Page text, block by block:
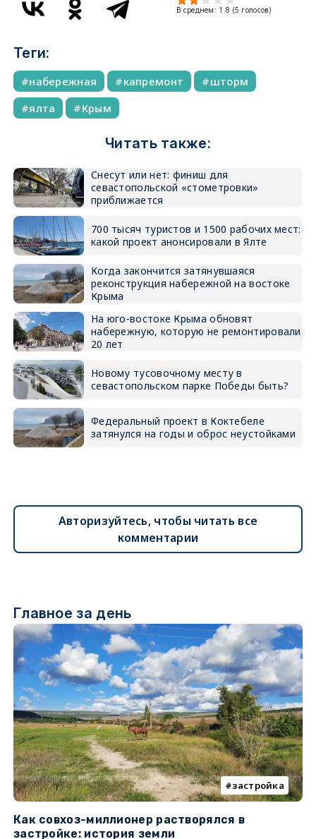
В среднем: 1.8 (5 голосов)
Теги:
набережная капремонт
шторм
ялта
Крым
Читать также:
Снесут или нет: финиш для
севастопольской «стометровки»
приближается
700 тысяч туристов и 1500 рабочих мест:
какой проект анонсировали в Ялте
Когда закончится затянувшаяся
реконструкция набережной на востоке
Крыма
На юго-востоке Крыма обновят
набережную, которую не ремонтировали
20 лет
Новому тусовочному месту в
севастопольском парке Победы быть?
Федеральный проект в Коктебеле
затянулся на годы и оброс неустойками
Авторизуйтесь, чтобы читать все
комментарии
Главное за день
застройка
Как совхоз-миллионер растворялся в
застройке: история земли